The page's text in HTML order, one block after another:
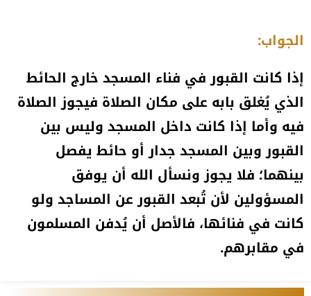
الجواب:
إذا كانت القبور في فناء المسجد خارج الحائط
الذي يُغلق بابه على مكان الصلاة فيجوز الصلاة
فيه وأما إذا كانت داخل المسجد وليس بين
القبور وبين المسجد جدار أو حائط يفصل
بينهما؛ فلا يجوز ونسأل الله أن يوفق
المسؤولين لأن تُبعد القبور عن المساجد ولو
كانت في فنائها، فالأصل أن يُدفن المسلمون
في مقابرهم.